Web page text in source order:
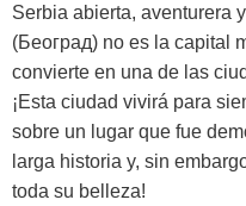
Serbia abierta, aventurera
(Беoград) no es la capital
convierte en una de las
¡Esta ciudad vivirá para
sobre un lugar que fue
larga historia y, sin
toda su belleza!